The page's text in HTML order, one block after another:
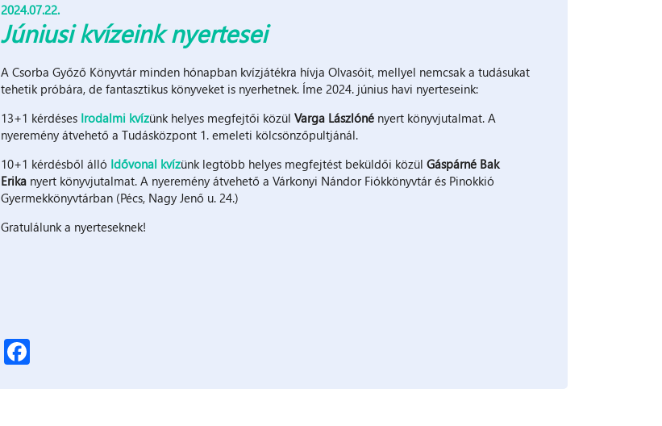
2024.07.22.
Júniusi kvízeink nyertesei
A Csorba Győző Könyvtár minden hónapban kvízjátékra hívja Olvasóit, mellyel nemcsak a tudásukat
tehetik próbára, de fantasztikus könyveket is nyerhetnek. Íme 2024. június havi nyerteseink:
13+1 kérdéses Irodalmi kvízünk helyes megfejtői közülVarga Lászlóné nyert könyvjutalmat. A
nyeremény átvehető a Tudásközpont 1. emeleti kölcsönzőpultjánál.
10+1 kérdésből álló Idővonal kvízünk legtöbb helyes megfejtést beküldői közülGáspárné Bak
Erika nyert könyvjutalmat. A nyeremény átvehető a Várkonyi Nándor Fiókkönyvtár és Pinokkió
Gyermekkönyvtárban (Pécs, Nagy Jenő u. 24.)
Gratulálunk a nyerteseknek!